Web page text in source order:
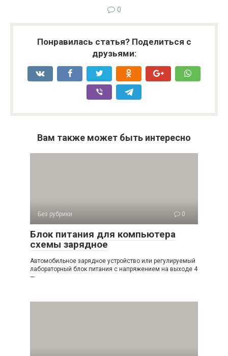
0
Понравилась статья? Поделиться с
друзьями:
Вам также может быть интересно
Без рубрики 0
Блок питания для компьютера
схемы зарядное
Автомобильное зарядное устройство или регулируемый
лабораторный блок питания с напряжением на выходе 4
—